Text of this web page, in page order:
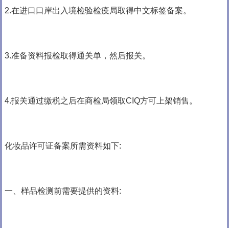
2.在进口口岸出入境检验检疫局取得中文标签备案。
3.准备资料报检取得通关单，然后报关。
4.报关通过缴税之后在商检局领取CIQ方可上架销售。
化妆品许可证备案所需资料如下:
一、样品检测前需要提供的资料: